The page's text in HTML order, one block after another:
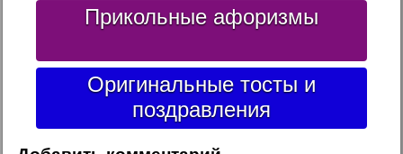
Прикольные афоризмы
Оригинальные тосты и
поздравления